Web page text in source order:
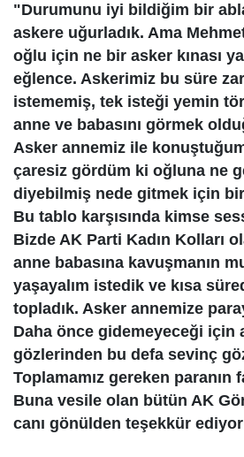
"Durumunu iyi bildiğim bir
askere uğurladık. Ama
oğlu için ne bir asker kınası
eğlence. Askerimiz bu süre
istememiş, tek isteği yemin
anne ve babasını görmek
Asker annemiz ile
çaresiz gördüm ki oğluna ne
diyebilmiş nede gitmek için
Bu tablo karşısında kimse
Bizde AK Parti Kadın Kolları
anne babasına kavuşmanın
yaşayalım istedik ve kısa
topladık. Asker annemize
Daha önce gidemeyeceği için
gözlerinden bu defa sevinç
Toplamamız gereken paranın
Buna vesile olan bütün AK
canı gönülden teşekkür